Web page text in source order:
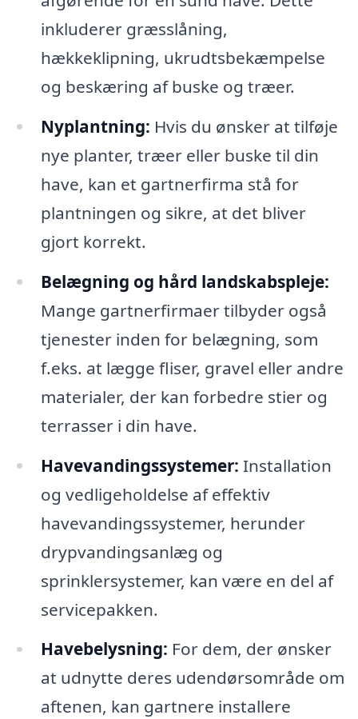
inkluderer græsslåning,
hækkeklipning, ukrudtsbekæmpelse
og beskæring af buske og træer.
Nyplantning: Hvis du ønsker at tilføje
nye planter, træer eller buske til din
have, kan et gartnerfirma stå for
plantningen og sikre, at det bliver
gjort korrekt.
Belægning og hård landskabspleje:
Mange gartnerfirmaer tilbyder også
tjenester inden for belægning, som
f.eks. at lægge fliser, gravel eller andre
materialer, der kan forbedre stier og
terrasser i din have.
Havevandingssystemer: Installation
og vedligeholdelse af effektiv
havevandingssystemer, herunder
drypvandingsanlæg og
sprinklersystemer, kan være en del af
servicepakken.
Havebelysning: For dem, der ønsker
at udnytte deres udendørsområde om
aftenen, kan gartnere installere